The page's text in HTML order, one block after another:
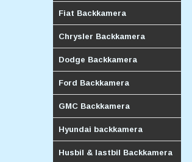
Fiat Backkamera
Chrysler Backkamera
Dodge Backkamera
Ford Backkamera
GMC Backkamera
Hyundai backkamera
Husbil & lastbil Backkamera